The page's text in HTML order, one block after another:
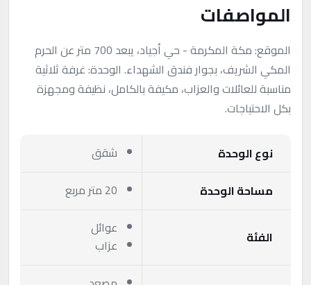
المواصفات
الموقع: مكة المكرمة - حي أجياد، يبعد 700 متر عن الحرم
المكي الشريف، بجوار فندق الشهداء. الوحدة: غرفة ثلاثية
مناسبة للعائلات والعزاب، مكيفة بالكامل، نظيفة ومجهزة
بكل الاحتياجات.
نوع الوحدة
شقق
مساحة الوحدة
20 متر مربع
الفئة
عوائل
عزاب